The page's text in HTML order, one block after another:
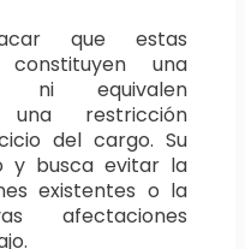
que estas
constituyen una
ni equivalen
restricción
del cargo. Su
y busca evitar la
existentes o la
afectaciones